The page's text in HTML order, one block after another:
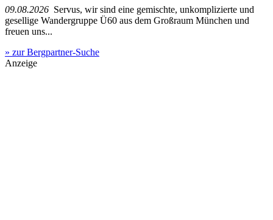
09.08.2026 Servus, wir sind eine gemischte, unkomplizierte und
gesellige Wandergruppe Ü60 aus dem Großraum München und
freuen uns...
» zur Bergpartner-Suche
Anzeige